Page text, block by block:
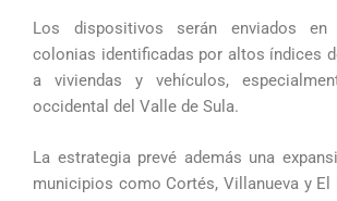
Los dispositivos serán enviados
colonias identificadas por altos índices
a viviendas y vehículos,
occidental del Valle de Sula.
La estrategia prevé además una
municipios como Cortés, Villanueva y El